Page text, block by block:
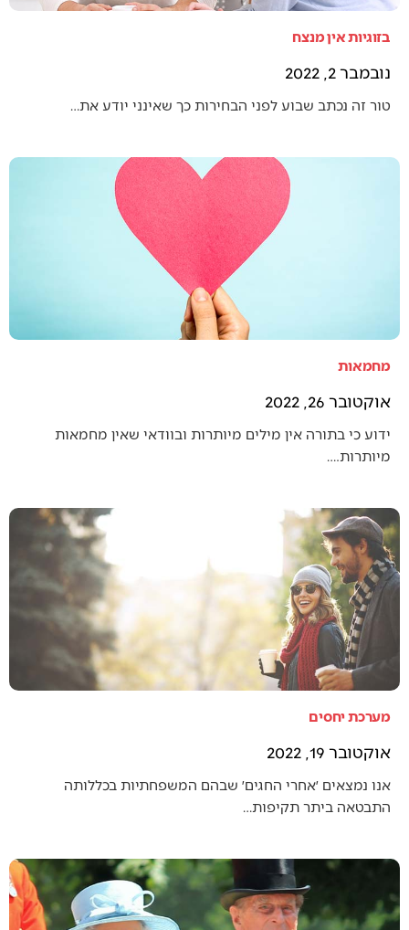
בזוגיות אין מנצח
נובמבר 2, 2022
טור זה נכתב שבוע לפני הבחירות כך שאינני יודע את…
מחמאות
אוקטובר 26, 2022
ידוע כי בתורה אין מילים מיותרות ובוודאי שאין מחמאות
מיותרות.…
מערכת יחסים
אוקטובר 19, 2022
אנו נמצאים ׳אחרי החגים׳ שבהם המשפחתיות בכללותה
התבטאה ביתר תקיפות…